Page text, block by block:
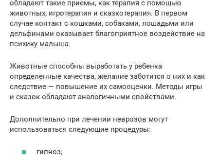
обладают такие приемы, как терапия с помощью
животных, игротерапия и сказкотерапия. В первом
случае контакт с кошками, собаками, лошадьми или
дельфинами оказывает благоприятное воздействие на
психику малыша.
Животные способны выработать у ребенка
определенные качества, желание заботится о них и как
следствие — повышение их самооценки. Методы игры
и сказок обладают аналогичными свойствами.
Дополнительно при лечении неврозов могут
использоваться следующие процедуры:
гипноз;